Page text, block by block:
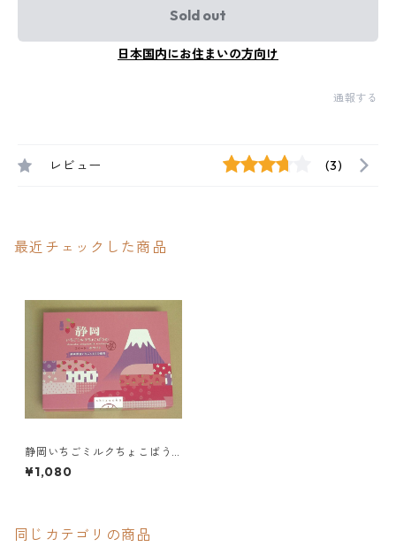
Sold out
日本国内にお住まいの方向け
通報する
レビュー (3)
最近チェックした商品
静岡いちごミルクちょこばう
む
¥1,080
同じカテゴリの商品